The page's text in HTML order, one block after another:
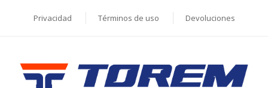
Privacidad Términos de uso Devoluciones